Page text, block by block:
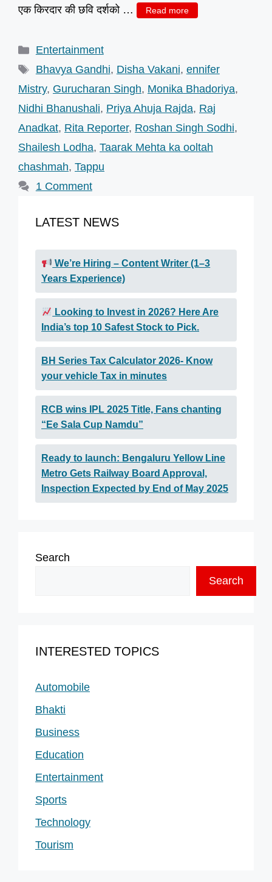
एक किरदार की छवि दर्शको …
Read more
Categories
Entertainment
Tags
Bhavya Gandhi, Disha Vakani, ennifer
Mistry, Gurucharan Singh, Monika Bhadoriya,
Nidhi Bhanushali, Priya Ahuja Rajda, Raj
Anadkat, Rita Reporter, Roshan Singh Sodhi,
Shailesh Lodha, Taarak Mehta ka ooltah
chashmah, Tappu
1 Comment
LATEST NEWS
We’re Hiring – Content Writer (1–3
Years Experience)
Looking to Invest in 2026? Here Are
India’s top 10 Safest Stock to Pick.
BH Series Tax Calculator 2026- Know
your vehicle Tax in minutes
RCB wins IPL 2025 Title, Fans chanting
“Ee Sala Cup Namdu”
Ready to launch: Bengaluru Yellow Line
Metro Gets Railway Board Approval,
Inspection Expected by End of May 2025
Search
Search
INTERESTED TOPICS
Automobile
Bhakti
Business
Education
Entertainment
Sports
Technology
Tourism